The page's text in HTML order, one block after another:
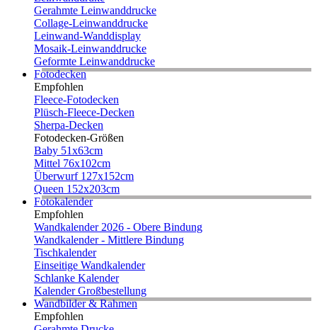
Gerahmte Leinwanddrucke
Collage-Leinwanddrucke
Leinwand-Wanddisplay
Mosaik-Leinwanddrucke
Geformte Leinwanddrucke
Fotodecken
Empfohlen
Fleece-Fotodecken
Plüsch-Fleece-Decken
Sherpa-Decken
Fotodecken-Größen
Baby 51x63cm
Mittel 76x102cm
Überwurf 127x152cm
Queen 152x203cm
Fotokalender
Empfohlen
Wandkalender 2026 - Obere Bindung
Wandkalender - Mittlere Bindung
Tischkalender
Einseitige Wandkalender
Schlanke Kalender
Kalender Großbestellung
Wandbilder & Rahmen
Empfohlen